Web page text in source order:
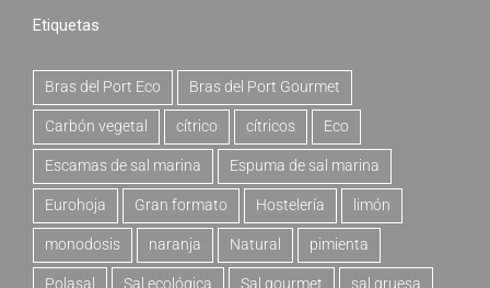
Etiquetas
Bras del Port Eco Bras del Port Gourmet
Carbón vegetal cítrico cítricos Eco
Escamas de sal marina Espuma de sal marina
Eurohoja Gran formato Hostelería limón
monodosis naranja Natural pimienta